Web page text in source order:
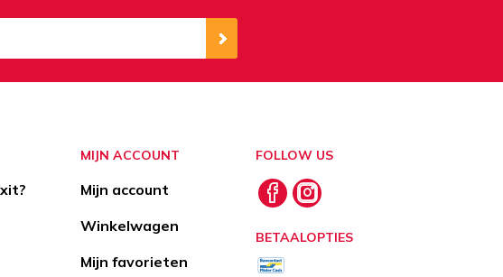
MIJN ACCOUNT
Mijn account
Winkelwagen
Mijn favorieten
FOLLOW US
BETAALOPTIES